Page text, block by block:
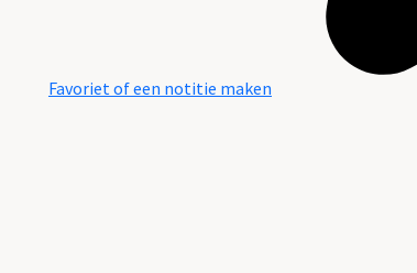
Favoriet of een notitie maken